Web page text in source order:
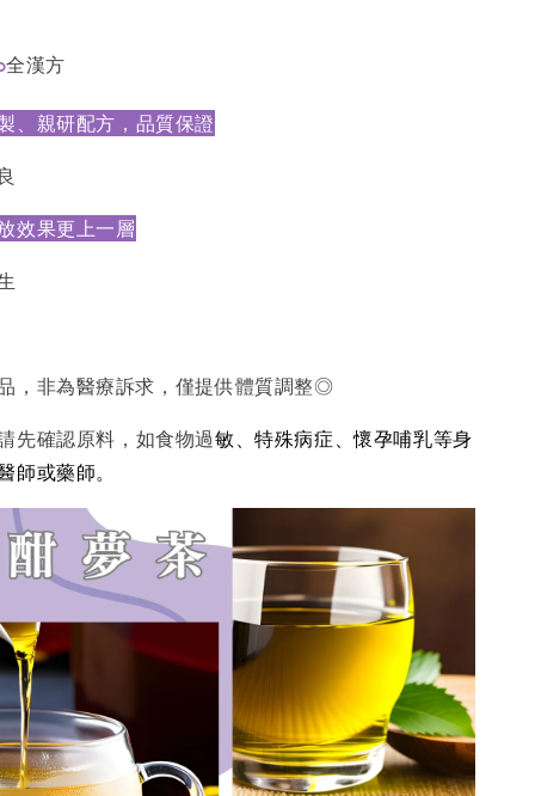
全漢方
、親研配方，品質保證
效果更上一層
，非為醫療訴求，僅提供體質調整◎
先確認原料，如食物過敏、特殊病症、懷孕哺乳等身
師或藥師。